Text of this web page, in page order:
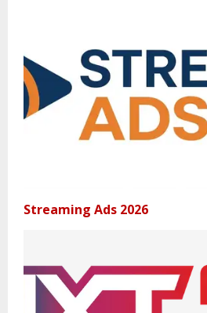
Streaming Ads 2026